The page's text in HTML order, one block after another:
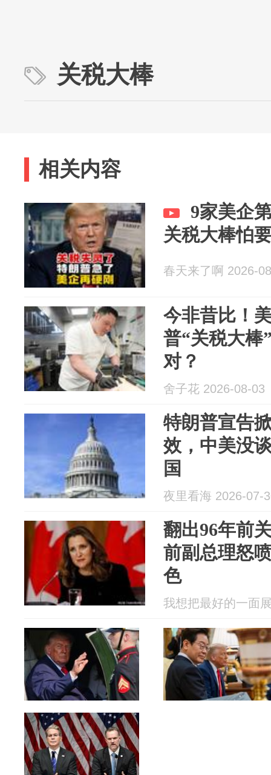
关税大棒
相关内容
9家美企
关税大棒怕
春天来了啊 2026-
今非昔比！
普“关税大棒
对？
舍子花 2026-08-03
特朗普宣告
效，中美没
国
夜里看海 2026-07-
翻出96年前
前副总理怒
色
我想把最好的一面